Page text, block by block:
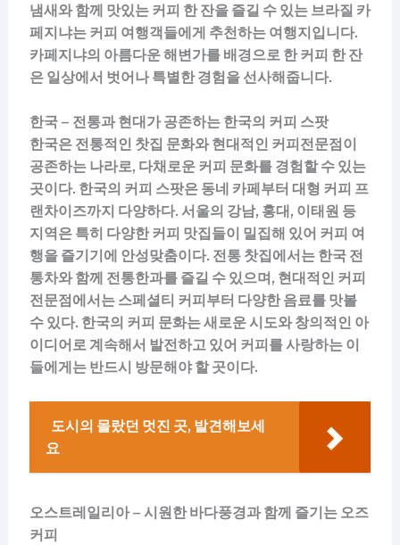
냄새와 함께 맛있는 커피 한 잔을 즐길 수 있는 브라질 카
페지냐는 커피 여행객들에게 추천하는 여행지입니다.
카페지냐의 아름다운 해변가를 배경으로 한 커피 한 잔
은 일상에서 벗어나 특별한 경험을 선사해줍니다.
한국 – 전통과 현대가 공존하는 한국의 커피 스팟
한국은 전통적인 찻집 문화와 현대적인 커피전문점이
공존하는 나라로, 다채로운 커피 문화를 경험할 수 있는
곳이다. 한국의 커피 스팟은 동네 카페부터 대형 커피 프
랜차이즈까지 다양하다. 서울의 강남, 홍대, 이태원 등
지역은 특히 다양한 커피 맛집들이 밀집해 있어 커피 여
행을 즐기기에 안성맞춤이다. 전통 찻집에서는 한국 전
통차와 함께 전통한과를 즐길 수 있으며, 현대적인 커피
전문점에서는 스페셜티 커피부터 다양한 음료를 맛볼
수 있다. 한국의 커피 문화는 새로운 시도와 창의적인 아
이디어로 계속해서 발전하고 있어 커피를 사랑하는 이
들에게는 반드시 방문해야 할 곳이다.
도시의 몰랐던 멋진 곳, 발견해보세
요
오스트레일리아 – 시원한 바다풍경과 함께 즐기는 오즈
커피